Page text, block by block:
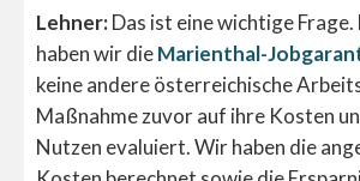
Lehner:Das ist eine wichtige Frage.
haben wir dieMarienthal-
keine andere österreichische
Maßnahme zuvor auf ihre Kosten
Nutzen evaluiert. Wir haben die